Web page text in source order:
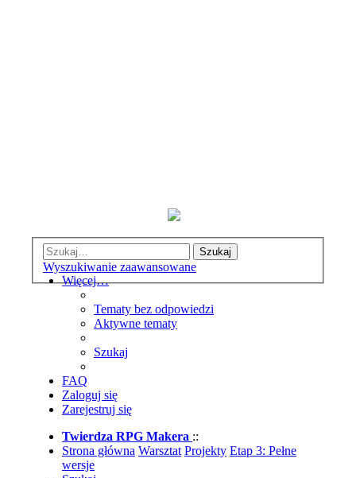
Szukaj
Wyszukiwanie zaawansowane
Więcej…
Tematy bez odpowiedzi
Aktywne tematy
Szukaj
FAQ
Zaloguj się
Zarejestruj się
Twierdza RPG Makera ::
Strona główna Warsztat Projekty Etap 3: Pełne
wersje